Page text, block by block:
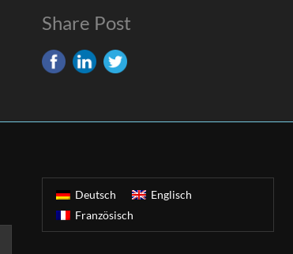
Share Post
Deutsch
Englisch
Französisch